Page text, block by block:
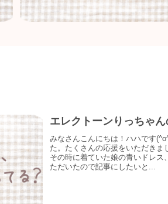
エレクトーンりっちゃ
みなさんこんにちは！ハハです
た。たくさんの応援をいただきま
その時に着ていた娘の青いドレ
ただいたので記事にしたいと...